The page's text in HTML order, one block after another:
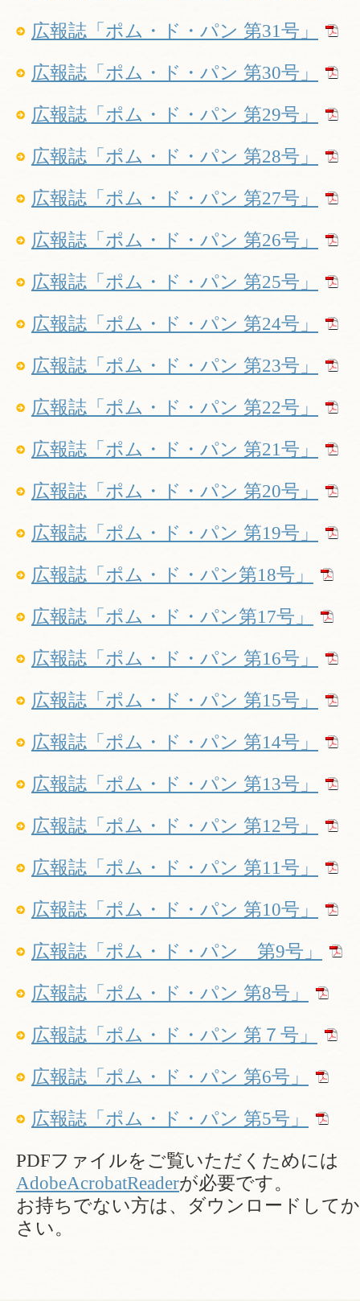
広報誌「ポム・ド・パン 第31号」
広報誌「ポム・ド・パン 第30号」
広報誌「ポム・ド・パン 第29号」
広報誌「ポム・ド・パン 第28号」
広報誌「ポム・ド・パン 第27号」
広報誌「ポム・ド・パン 第26号」
広報誌「ポム・ド・パン 第25号」
広報誌「ポム・ド・パン 第24号」
広報誌「ポム・ド・パン 第23号」
広報誌「ポム・ド・パン 第22号」
広報誌「ポム・ド・パン 第21号」
広報誌「ポム・ド・パン 第20号」
広報誌「ポム・ド・パン 第19号」
広報誌「ポム・ド・パン第18号」
広報誌「ポム・ド・パン第17号」
広報誌「ポム・ド・パン 第16号」
広報誌「ポム・ド・パン 第15号」
広報誌「ポム・ド・パン 第14号」
広報誌「ポム・ド・パン 第13号」
広報誌「ポム・ド・パン 第12号」
広報誌「ポム・ド・パン 第11号」
広報誌「ポム・ド・パン 第10号」
広報誌「ポム・ド・パン 第9号」
広報誌「ポム・ド・パン 第8号」
広報誌「ポム・ド・パン 第７号」
広報誌「ポム・ド・パン 第6号」
広報誌「ポム・ド・パン 第5号」
PDFファイルをご覧いただくためには
AdobeAcrobatReaderが必要です。
お持ちでない方は、ダウンロードして
さい。